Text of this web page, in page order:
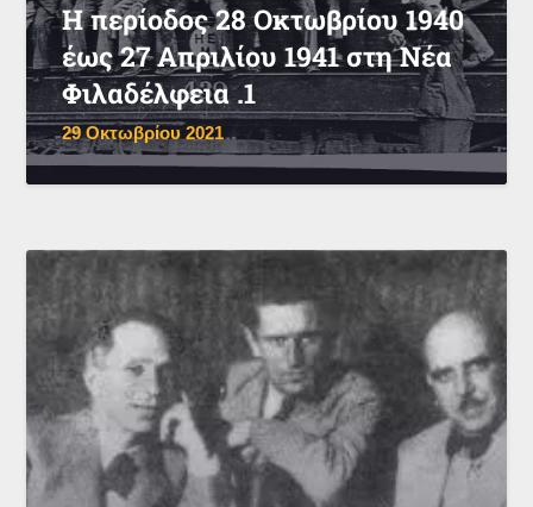
Η περίοδος 28 Οκτωβρίου 1940
έως 27 Απριλίου 1941 στη Νέα
Φιλαδέλφεια .1
29 Οκτωβρίου 2021